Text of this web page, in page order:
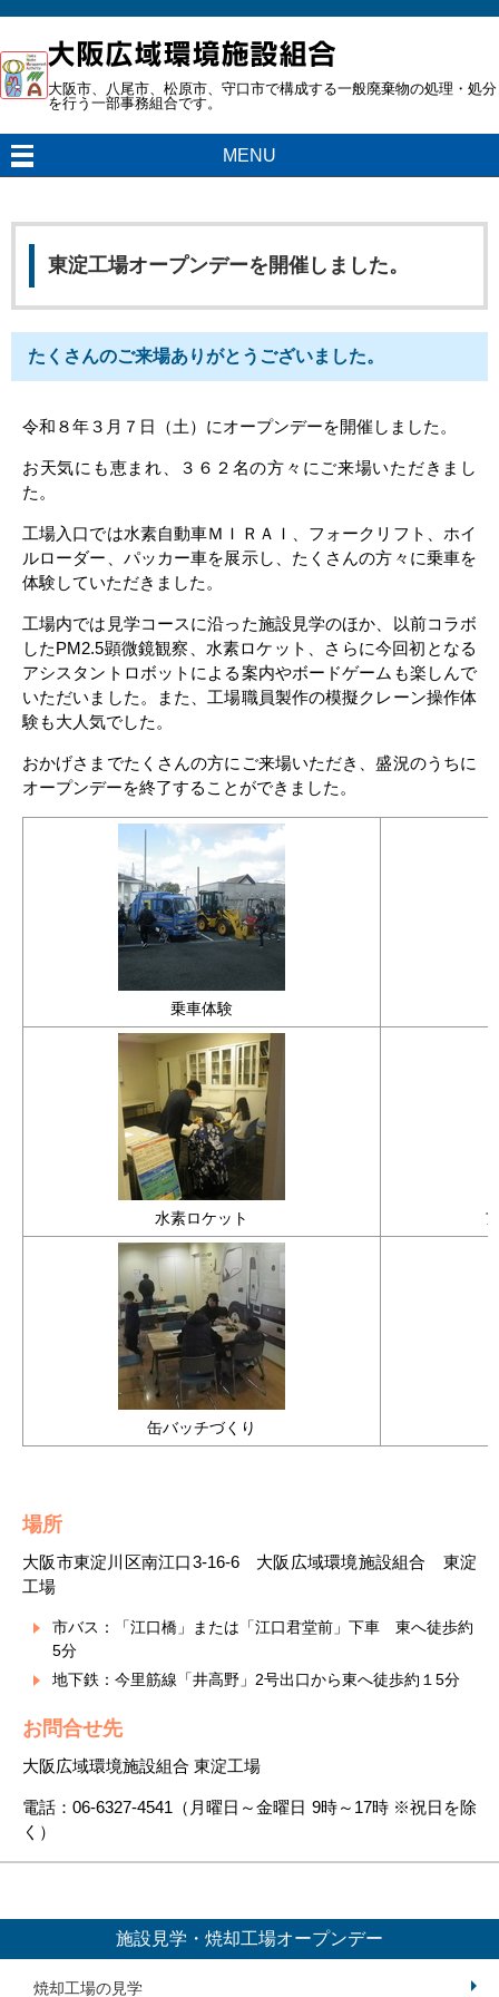
大阪市、八尾市、松原市、守口市で構成する一般廃棄物の処理・処分
を行う一部事務組合です。
MENU
東淀工場オープンデーを開催しました。
たくさんのご来場ありがとうございました。
令和８年３月７日（土）にオープンデーを開催しました。
お天気にも恵まれ、３６２名の方々にご来場いただきまし
た。
工場入口では水素自動車ＭＩＲＡＩ、フォークリフト、ホイ
ルローダー、パッカー車を展示し、たくさんの方々に乗車を
体験していただきました。
工場内では見学コースに沿った施設見学のほか、以前コラボ
したPM2.5顕微鏡観察、水素ロケット、さらに今回初となる
アシスタントロボットによる案内やボードゲームも楽しんで
いただいました。また、工場職員製作の模擬クレーン操作体
験も大人気でした。
おかげさまでたくさんの方にご来場いただき、盛況のうちに
オープンデーを終了することができました。
乗車体験
水素ロケット
缶バッチづくり
場所
大阪市東淀川区南江口3-16-6 大阪広域環境施設組合 東淀
工場
市バス：「江口橋」または「江口君堂前」下車 東へ徒歩約
5分
地下鉄：今里筋線「井高野」2号出口から東へ徒歩約１5分
お問合せ先
大阪広域環境施設組合 東淀工場
電話：06-6327-4541（月曜日～金曜日 9時～17時 ※祝日を除
く）
施設見学・焼却工場オープンデー
焼却工場の見学